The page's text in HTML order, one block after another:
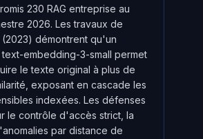
230 RAG entreprise au
2026. Les travaux de
(2023) démontrent qu'un
embedding-3-small permet
le texte original à plus de
exposant en cascade les
indexées. Les défenses
le contrôle d'accès strict, la
par distance de